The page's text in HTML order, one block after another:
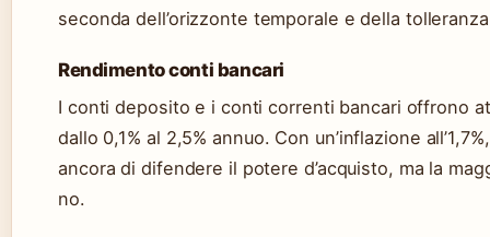
seconda dell’orizzonte temporale e della
Rendimento conti bancari
I conti deposito e i conti correnti bancari offrono
dallo 0,1% al 2,5% annuo. Con un’inflazione
ancora di difendere il potere d’acquisto, ma la
no.